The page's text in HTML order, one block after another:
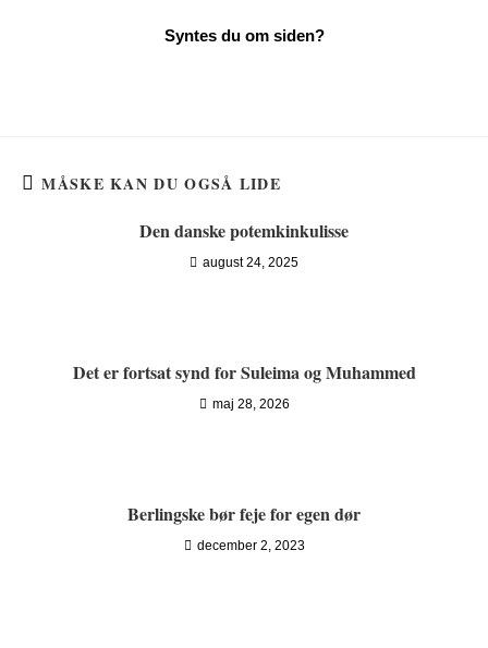
MÅSKE KAN DU OGSÅ LIDE
Den danske potemkinkulisse
august 24, 2025
Det er fortsat synd for Suleima og Muhammed
maj 28, 2026
Berlingske bør feje for egen dør
december 2, 2023